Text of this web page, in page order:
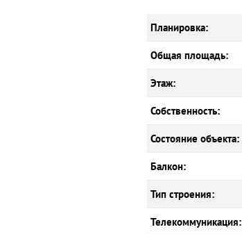
Планировка:
Общая площадь:
Этаж:
Собственность:
Состояние объекта:
Балкон:
Тип строения:
Телекоммуникация: